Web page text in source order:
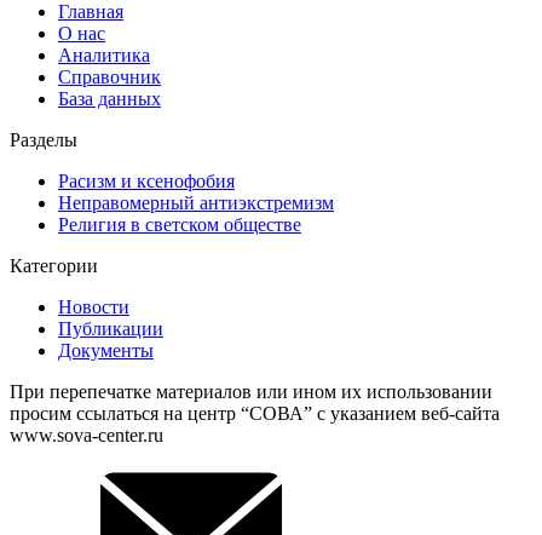
Главная
О нас
Аналитика
Справочник
База данных
Разделы
Расизм и ксенофобия
Неправомерный антиэкстремизм
Религия в светском обществе
Категории
Новости
Публикации
Документы
При перепечатке материалов или ином их использовании
просим ссылаться на центр “СОВА” с указанием веб-сайта
www.sova-center.ru